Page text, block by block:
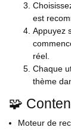
est
Appuyez
réel.
Chaque
thème
🧩
Moteur de